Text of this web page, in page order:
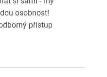
osobnost!
přístup